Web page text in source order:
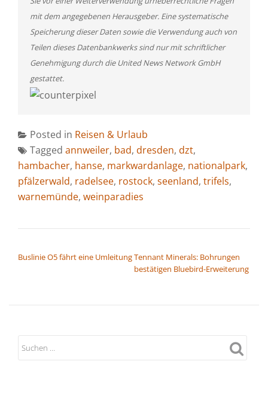
mit dem angegebenen Herausgeber. Eine systematische
Speicherung dieser Daten sowie die Verwendung auch von
Teilen dieses Datenbankwerks sind nur mit schriftlicher
Genehmigung durch die United News Network GmbH
gestattet.
Posted in Reisen & Urlaub
Tagged annweiler, bad, dresden, dzt,
hambacher, hanse, markwardanlage, nationalpark,
pfälzerwald, radelsee, rostock, seenland, trifels,
warnemünde, weinparadies
Buslinie O5 fährt eine UmleitungTennant Minerals: Bohrungen
bestätigen Bluebird-Erweiterung